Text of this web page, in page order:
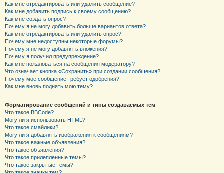
Как мне отредактировать или удалить сообщение?
Как мне добавить подпись к своему сообщению?
Как мне создать опрос?
Почему я не могу добавить больше вариантов ответа?
Как мне отредактировать или удалить опрос?
Почему мне недоступны некоторые форумы?
Почему я не могу добавлять вложения?
Почему я получил предупреждение?
Как мне пожаловаться на сообщения модератору?
Что означает кнопка «Сохранить» при создании сообщения?
Почему моё сообщение требует одобрения?
Как мне вновь поднять мою тему?
Форматирование сообщений и типы создаваемых тем
Что такое BBCode?
Могу ли я использовать HTML?
Что такое смайлики?
Могу ли я добавлять изображения к сообщениям?
Что такое важные объявления?
Что такое объявления?
Что такое прилепленные темы?
Что такое закрытые темы?